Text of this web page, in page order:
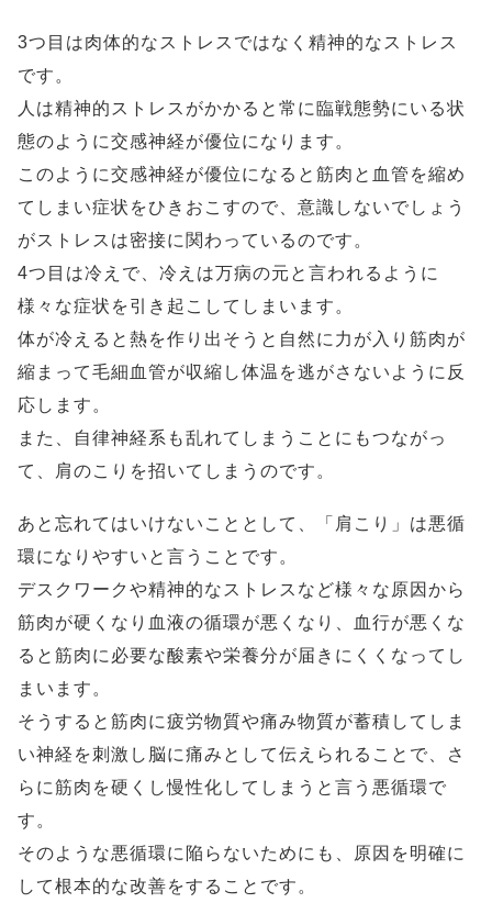
3つ目は肉体的なストレスではなく精神的なストレス
です。
人は精神的ストレスがかかると常に臨戦態勢にいる状
態のように交感神経が優位になります。
このように交感神経が優位になると筋肉と血管を縮め
てしまい症状をひきおこすので、意識しないでしょう
がストレスは密接に関わっているのです。
4つ目は冷えで、冷えは万病の元と言われるように
様々な症状を引き起こしてしまいます。
体が冷えると熱を作り出そうと自然に力が入り筋肉が
縮まって毛細血管が収縮し体温を逃がさないように反
応します。
また、自律神経系も乱れてしまうことにもつながっ
て、肩のこりを招いてしまうのです。
あと忘れてはいけないこととして、「肩こり」は悪循
環になりやすいと言うことです。
デスクワークや精神的なストレスなど様々な原因から
筋肉が硬くなり血液の循環が悪くなり、血行が悪くな
ると筋肉に必要な酸素や栄養分が届きにくくなってし
まいます。
そうすると筋肉に疲労物質や痛み物質が蓄積してしま
い神経を刺激し脳に痛みとして伝えられることで、さ
らに筋肉を硬くし慢性化してしまうと言う悪循環で
す。
そのような悪循環に陥らないためにも、原因を明確に
して根本的な改善をすることです。